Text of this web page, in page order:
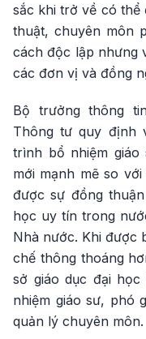
sắc khi trở về có thể
thuật, chuyên môn
cách độc lập nhưng
các đơn vị và đồng
Bộ trưởng thông
Thông tư quy định
trình bổ nhiệm
mới mạnh mẽ so
được sự đồng
học uy tín trong
Nhà nước. Khi được
chế thông thoáng
sở giáo dục đại
nhiệm giáo sư, phó
quản lý chuyên môn.